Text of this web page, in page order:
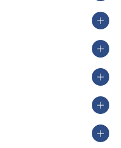
茨城県
長野県
成功させる方法